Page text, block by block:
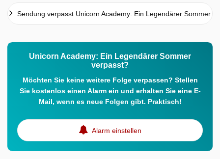
Sendung verpasst Unicorn Academy: Ein Legendärer Sommer
Unicorn Academy: Ein Legendärer Sommer
verpasst?
Möchten Sie keine weitere Folge verpassen? Stellen
Sie kostenlos einen Alarm ein und erhalten Sie eine E-
Mail, wenn es neue Folgen gibt. Praktisch!
Alarm einstellen